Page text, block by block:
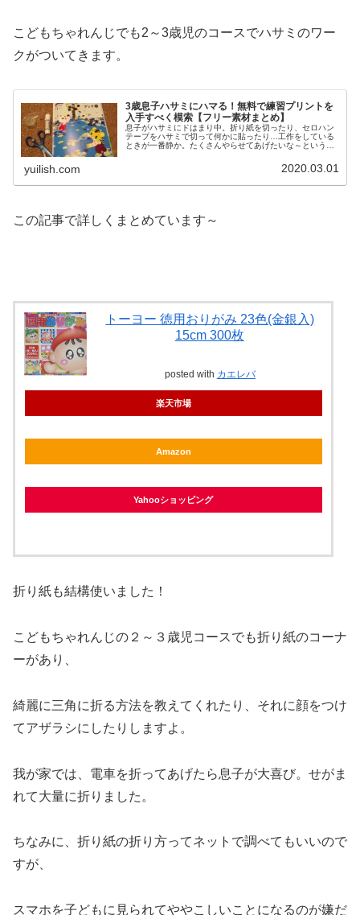
こどもちゃれんじでも2～3歳児のコースでハサミのワー
クがついてきます。
3歳息子ハサミにハマる！無料で練習プリントを
入手すべく模索【フリー素材まとめ】
息子がハサミにドはまり中。折り紙を切ったり、セロハン
テープをハサミで切って何かに貼ったり…工作をしている
ときが一番静か。たくさんやらせてあげたいな～というこ
イト様を検索！自分用兼ねてまとめてみました～！
yuilish.com 2020.03.01
この記事で詳しくまとめています～
トーヨー 徳用おりがみ 23色(金銀入)
15cm 300枚
posted with カエレバ
楽天市場
Amazon
Yahooショッピング
折り紙も結構使いました！
こどもちゃれんじの２～３歳児コースでも折り紙のコーナ
ーがあり、
綺麗に三角に折る方法を教えてくれたり、それに顔をつけ
てアザラシにしたりしますよ。
我が家では、電車を折ってあげたら息子が大喜び。せがま
れて大量に折りました。
ちなみに、折り紙の折り方ってネットで調べてもいいので
すが、
スマホを子どもに見られてややこしいことになるのが嫌だ